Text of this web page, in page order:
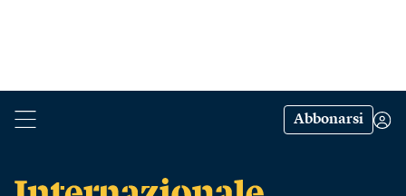
Abbonarsi